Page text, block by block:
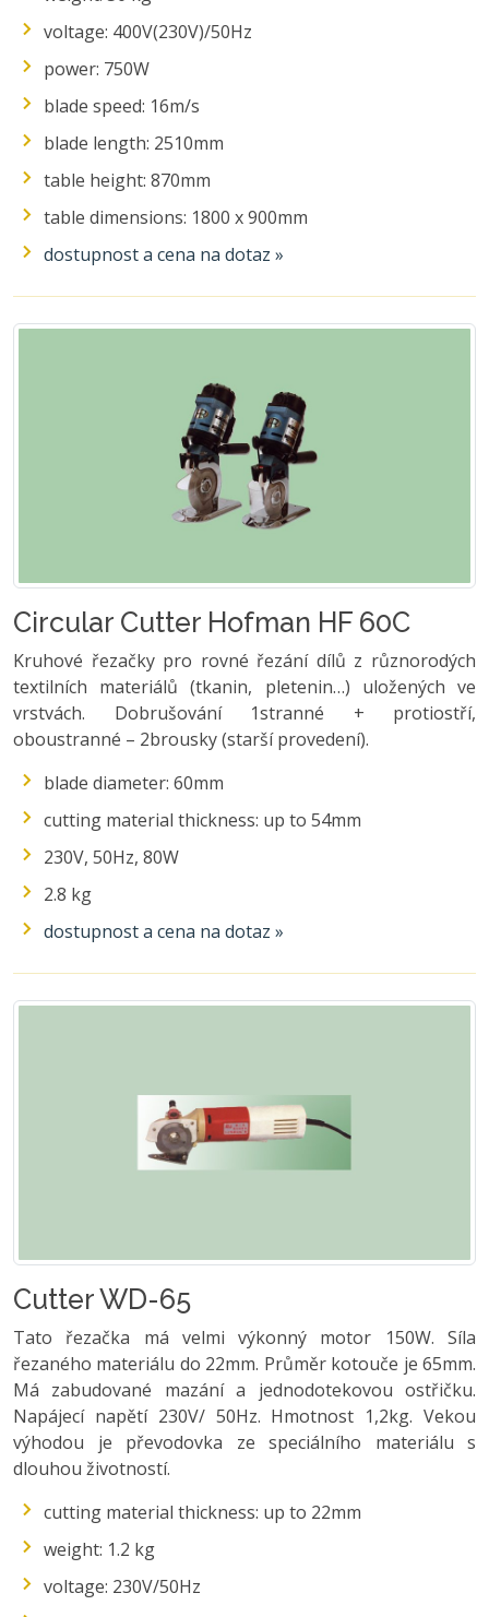
voltage: 400V(230V)/50Hz
power: 750W
blade speed: 16m/s
blade length: 2510mm
table height: 870mm
table dimensions: 1800 x 900mm
dostupnost a cena na dotaz »
Circular Cutter Hofman HF 60C
Kruhové řezačky pro rovné řezání dílů z různorodých
textilních materiálů (tkanin, pletenin…) uložených ve
vrstvách. Dobrušování 1stranné + protiostří,
oboustranné – 2brousky (starší provedení).
blade diameter: 60mm
cutting material thickness: up to 54mm
230V, 50Hz, 80W
2.8 kg
dostupnost a cena na dotaz »
Cutter WD-65
Tato řezačka má velmi výkonný motor 150W. Síla
řezaného materiálu do 22mm. Průměr kotouče je 65mm.
Má zabudované mazání a jednodotekovou ostřičku.
Napájecí napětí 230V/ 50Hz. Hmotnost 1,2kg. Vekou
výhodou je převodovka ze speciálního materiálu s
dlouhou životností.
cutting material thickness: up to 22mm
weight: 1.2 kg
voltage: 230V/50Hz